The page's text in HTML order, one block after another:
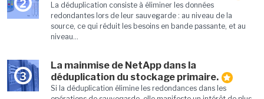
2
La déduplication consiste à éliminer les données
redondantes lors de leur sauvegarde : au niveau de la
source, ce qui réduit les besoins en bande passante, et au
niveau...
3
La mainmise de NetApp dans la
déduplication du stockage primaire.
Si la déduplication élimine les redondances dans les